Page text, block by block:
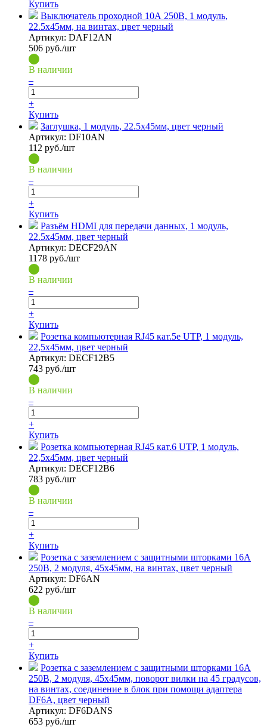
Купить
Выключатель проходной 10А 250В, 1 модуль,
22.5х45мм, на винтах, цвет черный
Артикул: DAF12AN
506 руб./шт
В наличии
–
+
Купить
Заглушка, 1 модуль, 22.5х45мм, цвет черный
Артикул: DF10AN
112 руб./шт
В наличии
–
+
Купить
Разъём HDMI для передачи данных, 1 модуль,
22.5х45мм, цвет черный
Артикул: DECF29AN
1178 руб./шт
В наличии
–
+
Купить
Розетка компьютерная RJ45 кат.5e UTP, 1 модуль,
22,5х45мм, цвет черный
Артикул: DECF12B5
743 руб./шт
В наличии
–
+
Купить
Розетка компьютерная RJ45 кат.6 UTP, 1 модуль,
22,5х45мм, цвет черный
Артикул: DECF12B6
783 руб./шт
В наличии
–
+
Купить
Розетка с заземлением с защитными шторками 16А
250В, 2 модуля, 45х45мм, на винтах, цвет черный
Артикул: DF6AN
622 руб./шт
В наличии
–
+
Купить
Розетка с заземлением с защитными шторками 16А
250В, 2 модуля, 45х45мм, поворот вилки на 45 градусов,
на винтах, соединение в блок при помощи адаптера
DF6A, цвет черный
Артикул: DF6DANS
653 руб./шт